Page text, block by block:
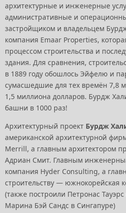
архитектурные и инженерные
административные и
застройщиком и владельцем
компания Emaar Properties,
процессом строительства и
здания. Для сравнения,
в 1889 году обошлось Эйфелю и
сумасшедшие для тех времён 7,8
1,5 миллиона долларов. Бурдж
башни в 1000 раз!
Архитектурный проект Бурдж
американской архитектурной
Merrill, а главным архитектором
Адриан Смит. Главным
компания Hyder Consulting, а
строительству — южнокорейская
(также построили Петронас
Марина Бэй Сандс в Сингапуре)